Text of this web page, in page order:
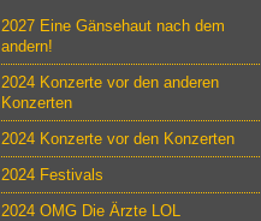
2027 Eine Gänsehaut nach dem
andern!
2024 Konzerte vor den anderen
Konzerten
2024 Konzerte vor den Konzerten
2024 Festivals
2024 OMG Die Ärzte LOL